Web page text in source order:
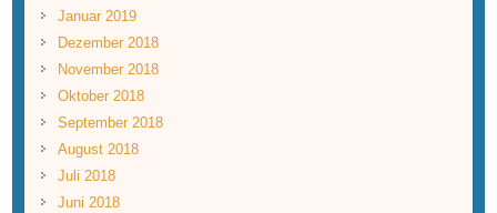
Januar 2019
Dezember 2018
November 2018
Oktober 2018
September 2018
August 2018
Juli 2018
Juni 2018